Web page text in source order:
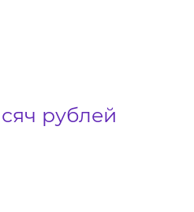
рублей